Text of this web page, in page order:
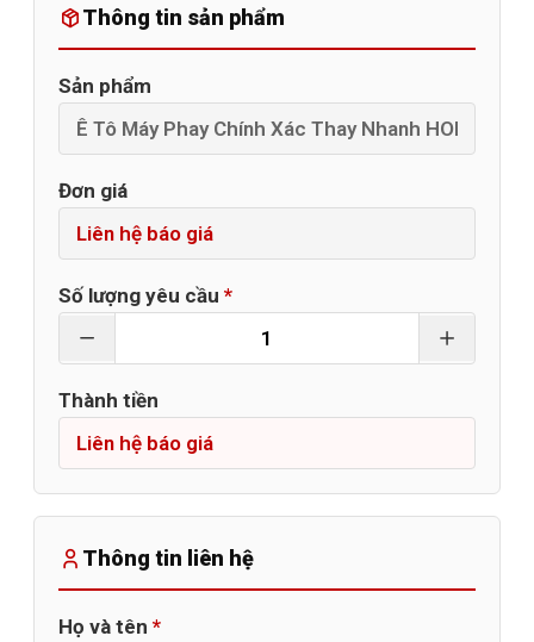
Thông tin sản phẩm
Sản phẩm
Đơn giá
Số lượng yêu cầu *
Thành tiền
Thông tin liên hệ
Họ và tên *